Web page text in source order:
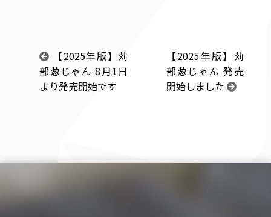
【2025年版】苅
部葱じゃん 8月1日
より発売開始です
【2025年版】苅
部葱じゃん 発売
開始しました